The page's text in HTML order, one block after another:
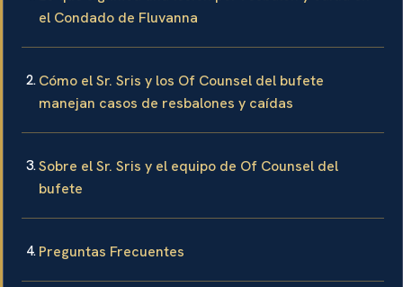
el Condado de Fluvanna
Cómo el Sr. Sris y los Of Counsel del bufete
manejan casos de resbalones y caídas
Sobre el Sr. Sris y el equipo de Of Counsel del
bufete
Preguntas Frecuentes